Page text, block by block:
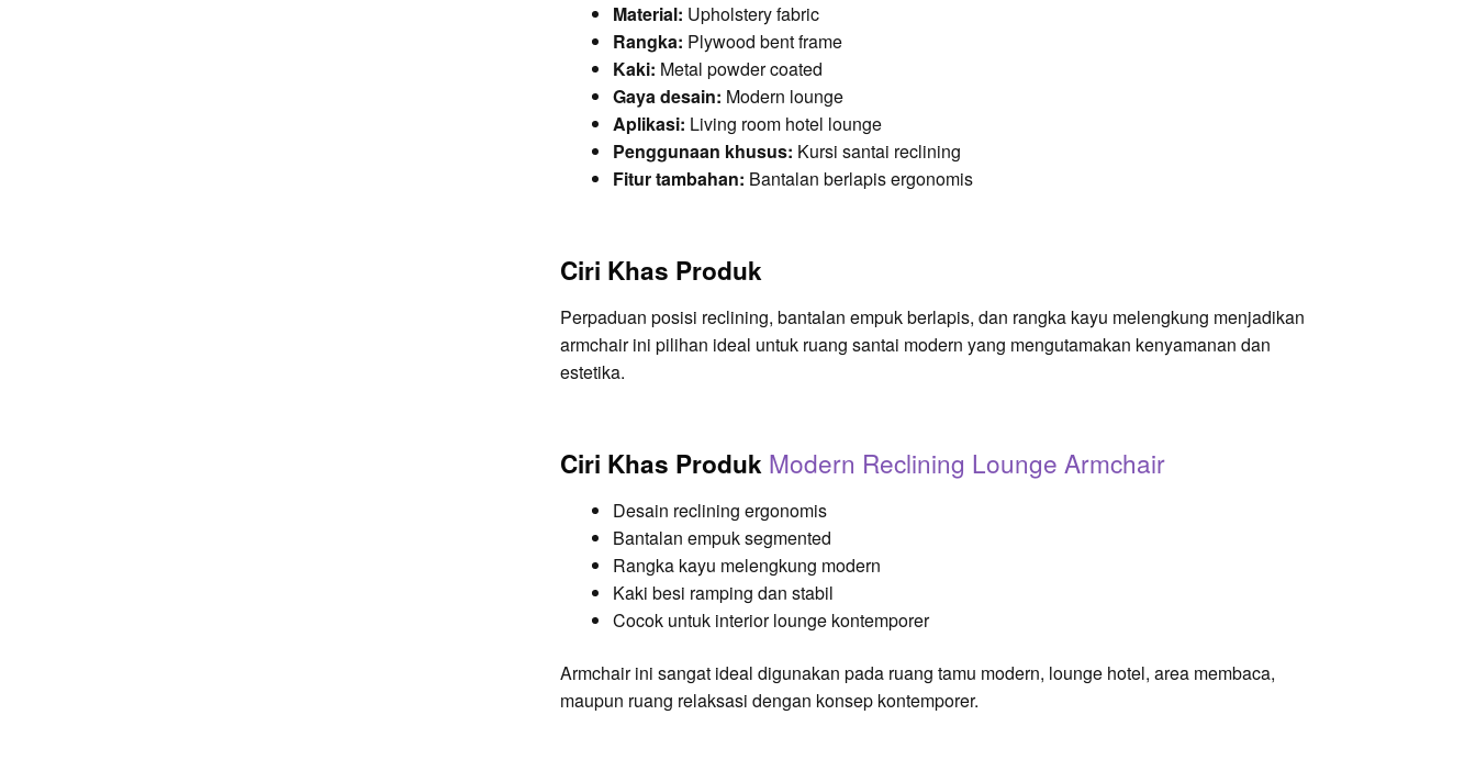
Material: Upholstery fabric
Rangka: Plywood bent frame
Kaki: Metal powder coated
Gaya desain: Modern lounge
Aplikasi: Living room hotel lounge
Penggunaan khusus: Kursi santai reclining
Fitur tambahan: Bantalan berlapis ergonomis
Ciri Khas Produk
Perpaduan posisi reclining, bantalan empuk berlapis, dan rangka kayu melengkung menjadikan
armchair ini pilihan ideal untuk ruang santai modern yang mengutamakan kenyamanan dan
estetika.
Ciri Khas Produk Modern Reclining Lounge Armchair
Desain reclining ergonomis
Bantalan empuk segmented
Rangka kayu melengkung modern
Kaki besi ramping dan stabil
Cocok untuk interior lounge kontemporer
Armchair ini sangat ideal digunakan pada ruang tamu modern, lounge hotel, area membaca,
maupun ruang relaksasi dengan konsep kontemporer.